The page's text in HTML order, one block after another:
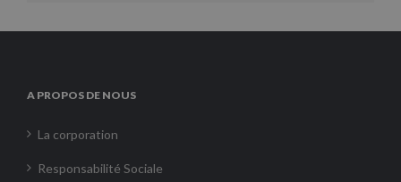
A PROPOS DE NOUS
La corporation
Responsabilité Sociale